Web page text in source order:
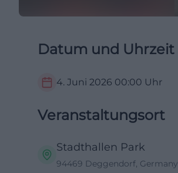
Datum und Uhrzeit
4. Juni 2026 00:00 Uhr
Veranstaltungsort
Stadthallen Park
94469 Deggendorf, Germany